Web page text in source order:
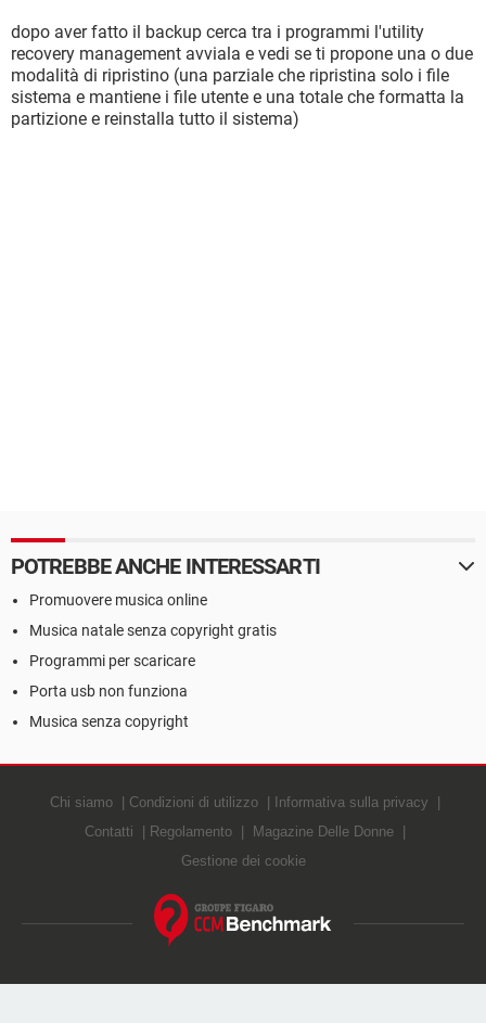
dopo aver fatto il backup cerca tra i programmi l'utility
recovery management avviala e vedi se ti propone una o due
modalità di ripristino (una parziale che ripristina solo i file
sistema e mantiene i file utente e una totale che formatta la
partizione e reinstalla tutto il sistema)
POTREBBE ANCHE INTERESSARTI
Promuovere musica online
Musica natale senza copyright gratis
Programmi per scaricare
Porta usb non funziona
Musica senza copyright
Chi siamo Condizioni di utilizzo
Informativa sulla privacy
Contatti
Regolamento
Magazine Delle Donne
Gestione dei cookie